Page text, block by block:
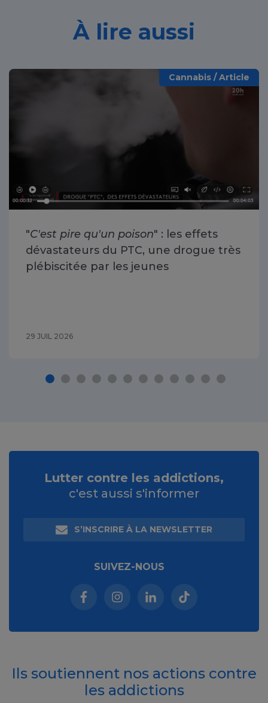
À lire aussi
Cannabis / Article
"C'est pire qu'un poison" : les effets
dévastateurs du PTC, une drogue très
plébiscitée par les jeunes
29 JUIL 2026
Lutter contre les addictions,
c'est aussi s'informer
S’INSCRIRE À LA NEWSLETTER
SUIVEZ-NOUS
Facebook (nouvelle fenêtre)
Instagram (nouvelle fenêtre)
Linkedin (nouvelle
Tiktok (nouvelle
Ils soutiennent nos actions contre
les addictions